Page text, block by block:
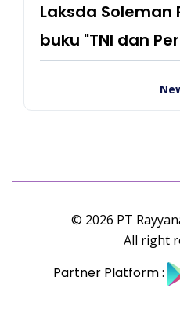
Laksda Soleman
buku "TNI dan
© 2026 PT
All right
Partner Platform :